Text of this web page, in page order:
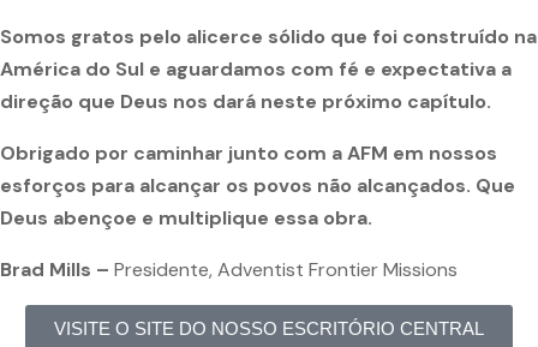
Somos gratos pelo alicerce sólido que foi construído na
América do Sul e aguardamos com fé e expectativa a
direção que Deus nos dará neste próximo capítulo.
Obrigado por caminhar junto com a AFM em nossos
esforços para alcançar os povos não alcançados. Que
Deus abençoe e multiplique essa obra.
Brad Mills – Presidente, Adventist Frontier Missions
VISITE O SITE DO NOSSO ESCRITÓRIO CENTRAL